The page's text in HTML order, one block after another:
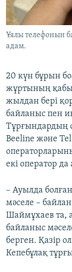
Ұялы телефонын
адам.
20 күн бұрын
жұртының
жылдан бері
байланыс пен
Тұрғындардың
Beeline және
екі оператор
– Ауылда
мәселе –
Шаймұхаев та,
байланыс
берген. Қазір
Кепебұлақ